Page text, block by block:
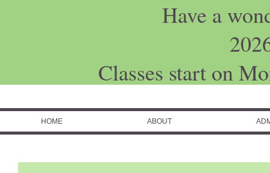
Have a
Classes start on
HOME ABOUT